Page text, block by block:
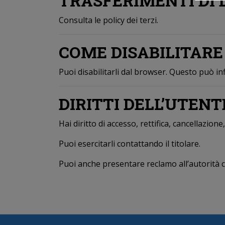
Consulta le policy dei terzi.
COME
Puoi disabilitarli dal browser. Questo può
DIRITTI
Hai diritto di accesso, rettifica,
Puoi esercitarli contattando il titolare.
Puoi anche presentare reclamo all’autorità